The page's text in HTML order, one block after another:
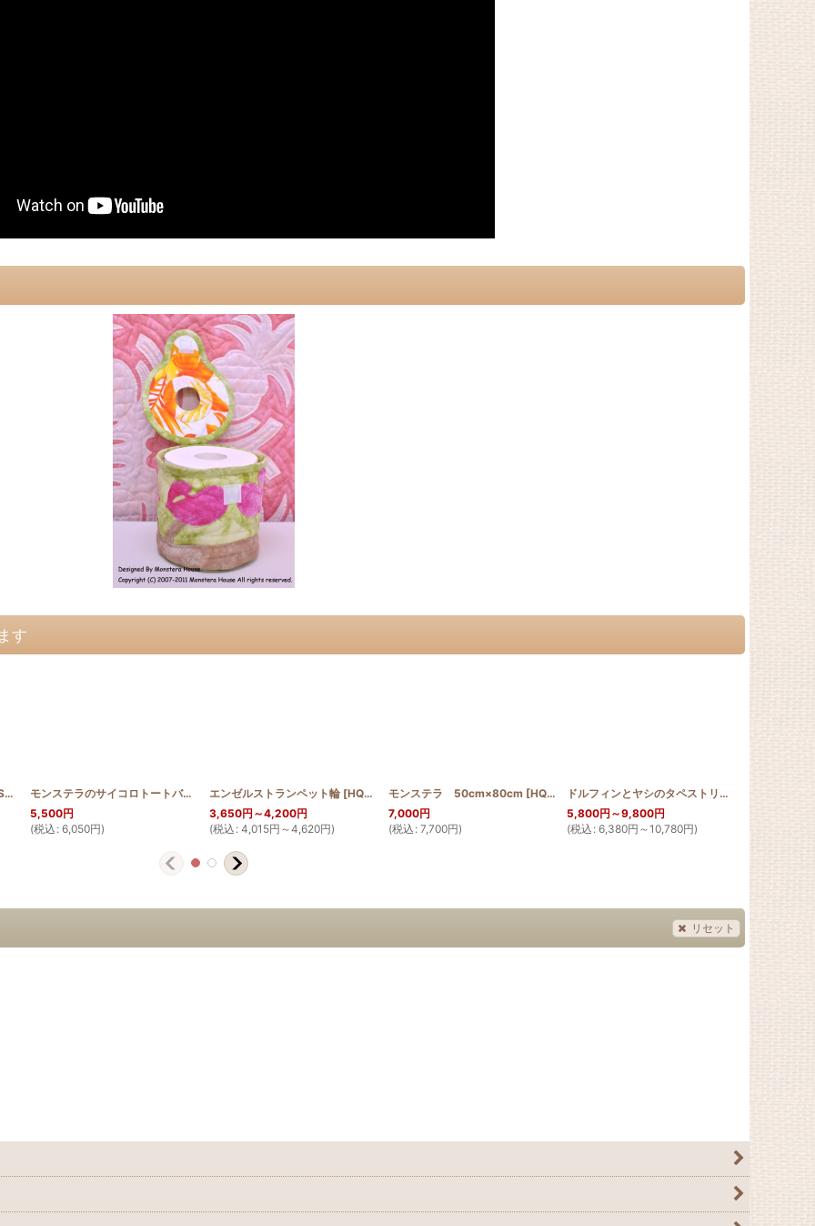
す
]] モンステラのサイコロトートバッグ [HQSAIB_MON]
5,500円
(税込 : 6,050円)
エンゼルストランペット輪 [HQT50_ANG2
]
3,650円 ～4,200円
(税込 : 4,015円 ～4,620円)
モンステラ 50cm×80cm [HQT50_80_MON
]
7,000円
(税込 : 7,700円)
ドルフィンとヤシのタペストリー
5,800円 ～9,800円
(税込 : 6,380円 ～10,780円)
リセット